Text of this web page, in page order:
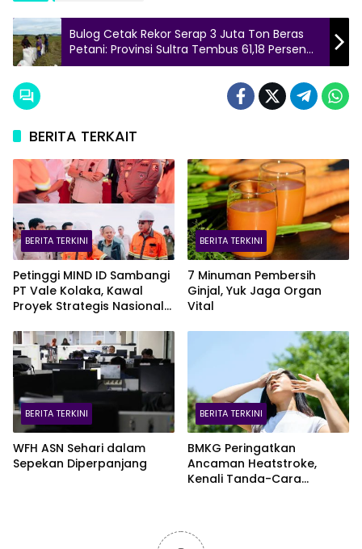
Bulog Cetak Rekor Serap 3 Juta Ton Beras
Petani: Provinsi Sultra Tembus 61,18 Persen
Target 2026
BERITA TERKAIT
BERITA TERKINI
Petinggi MIND ID Sambangi
PT Vale Kolaka, Kawal
Proyek Strategis Nasional
BERITA TERKINI
7 Minuman Pembersih
Ginjal, Yuk Jaga Organ
Vital
BERITA TERKINI
WFH ASN Sehari dalam
Sepekan Diperpanjang
BERITA TERKINI
BMKG Peringatkan
Ancaman Heatstroke,
Kenali Tanda-Cara